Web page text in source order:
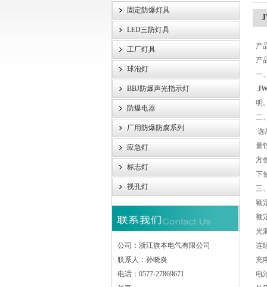
固定防爆灯具
LED三防灯具
工厂灯具
球泡灯
BBJ防爆声光指示灯
防爆电器
厂用防爆防腐系列
应急灯
标志灯
视孔灯
公司：浙江旗本电气有限公司
联系人：孙晓炎
电话：0577-27869671
产
产
一
明。
二
选
量
方
下
三
额
额
光
连
充
电